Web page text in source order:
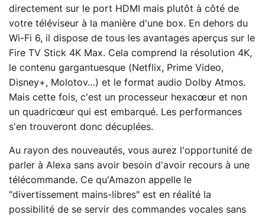
directement sur le port HDMI mais plutôt à côté de
votre téléviseur à la manière d'une box. En dehors du
Wi-Fi 6, il dispose de tous les avantages aperçus sur le
Fire TV Stick 4K Max. Cela comprend la résolution 4K,
le contenu gargantuesque (Netflix, Prime Video,
Disney+, Molotov…) et le format audio Dolby Atmos.
Mais cette fois, c'est un processeur hexacœur et non
un quadricœur qui est embarqué. Les performances
s'en trouveront donc décuplées.
Au rayon des nouveautés, vous aurez l'opportunité de
parler à Alexa sans avoir besoin d'avoir recours à une
télécommande. Ce qu'Amazon appelle le
"divertissement mains-libres" est en réalité la
possibilité de se servir des commandes vocales sans